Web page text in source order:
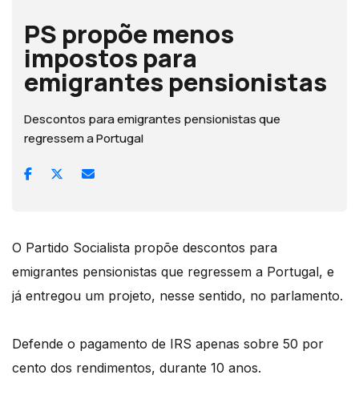
PS propõe menos
impostos para
emigrantes pensionistas
Descontos para emigrantes pensionistas que
regressem a Portugal
O Partido Socialista propõe descontos para
emigrantes pensionistas que regressem a Portugal, e
já entregou um projeto, nesse sentido, no parlamento.
Defende o pagamento de IRS apenas sobre 50 por
cento dos rendimentos, durante 10 anos.